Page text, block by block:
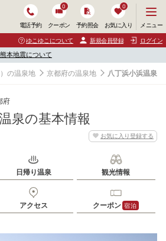
電話予約 クーポン
0
予約照会 お気に入り
0
ニ
ュ
ー
開
く
メニュー
ゆこゆこについて 新規会員登録 ログイン
本地震について
の温泉地 京都府の温泉地 八丁浜小浜温泉
府
泉の基本情報
お気に入り登録する
日帰り温泉 観光情報
アクセス クーポン 宿泊